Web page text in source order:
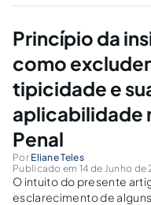
utilizado na colheita de
Inquérito Policial.
Princípio da
como
tipicidade e
aplicabilidade
Penal
Por Eliane Teles
Publicado em 14 de Junho de
O intuito do presente
esclarecimento de